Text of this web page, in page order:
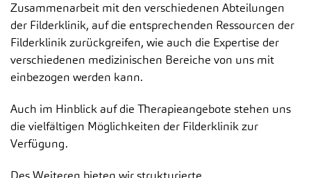
Zusammenarbeit mit den verschiedenen Abteilungen
der Filderklinik, auf die entsprechenden Ressourcen der
Filderklinik zurückgreifen, wie auch die Expertise der
verschiedenen medizinischen Bereiche von uns mit
einbezogen werden kann.
Auch im Hinblick auf die Therapieangebote stehen uns
die vielfältigen Möglichkeiten der Filderklinik zur
Verfügung.